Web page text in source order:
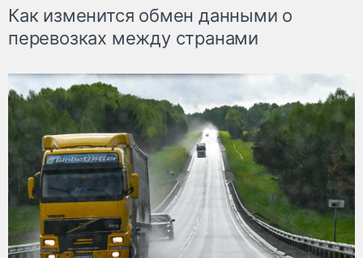
Как изменится обмен данными о
перевозках между странами